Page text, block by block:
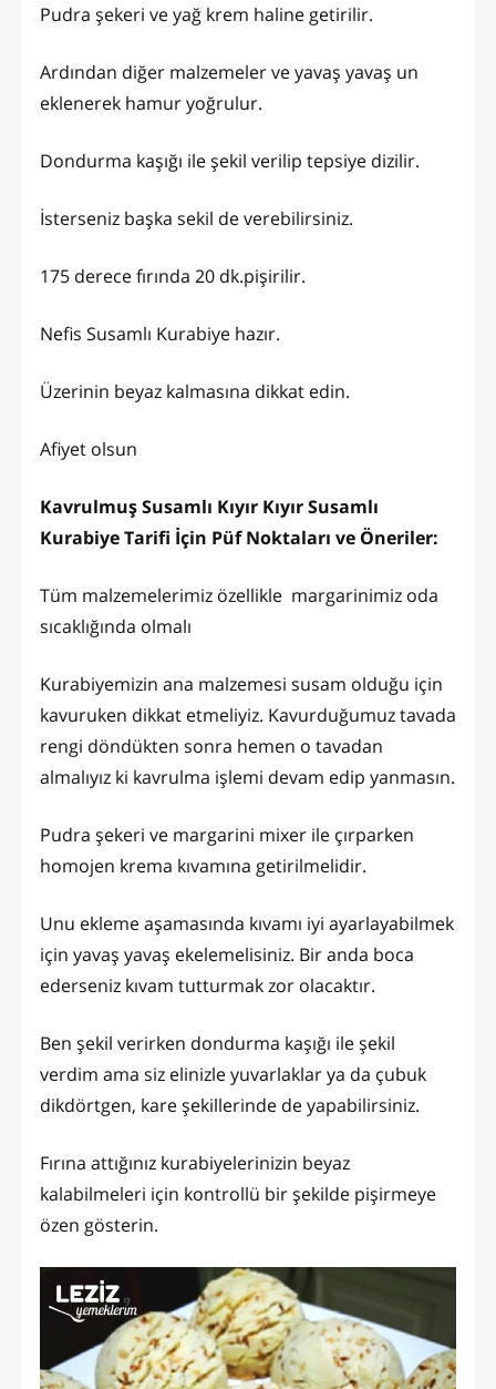
Pudra şekeri ve yağ krem haline getirilir.
Ardından diğer malzemeler ve yavaş yavaş un
eklenerek hamur yoğrulur.
Dondurma kaşığı ile şekil verilip tepsiye dizilir.
İsterseniz başka sekil de verebilirsiniz.
175 derece fırında 20 dk.pişirilir.
Nefis Susamlı Kurabiye hazır.
Üzerinin beyaz kalmasına dikkat edin.
Afiyet olsun
Kavrulmuş Susamlı Kıyır Kıyır Susamlı
Kurabiye Tarifi İçin Püf Noktaları ve Öneriler:
Tüm malzemelerimiz özellikle margarinimiz oda
sıcaklığında olmalı
Kurabiyemizin ana malzemesi susam olduğu için
kavuruken dikkat etmeliyiz. Kavurduğumuz tavada
rengi döndükten sonra hemen o tavadan
almalıyız ki kavrulma işlemi devam edip yanmasın.
Pudra şekeri ve margarini mixer ile çırparken
homojen krema kıvamına getirilmelidir.
Unu ekleme aşamasında kıvamı iyi ayarlayabilmek
için yavaş yavaş ekelemelisiniz. Bir anda boca
ederseniz kıvam tutturmak zor olacaktır.
Ben şekil verirken dondurma kaşığı ile şekil
verdim ama siz elinizle yuvarlaklar ya da çubuk
dikdörtgen, kare şekillerinde de yapabilirsiniz.
Fırına attığınız kurabiyelerinizin beyaz
kalabilmeleri için kontrollü bir şekilde pişirmeye
özen gösterin.